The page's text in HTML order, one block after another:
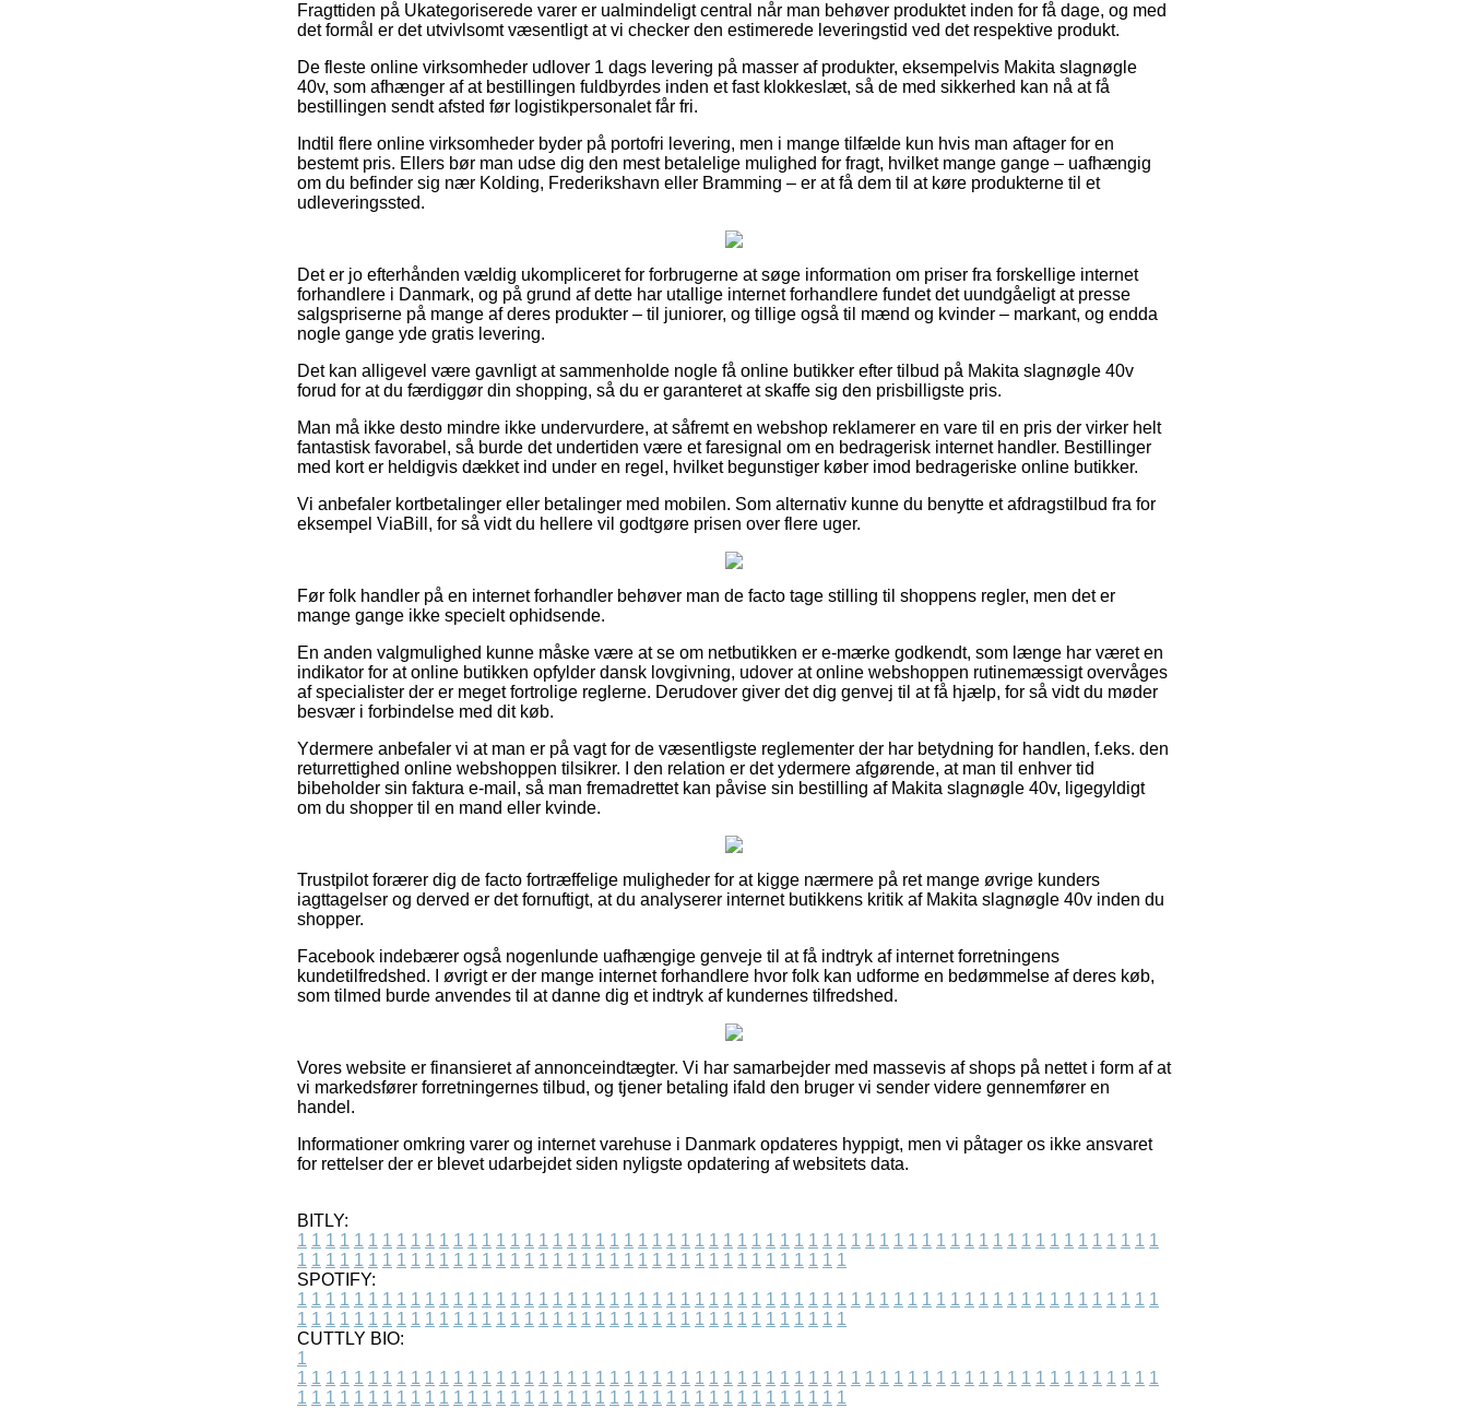
Fragttiden på Ukategoriserede varer er ualmindeligt central når man behøver produktet inden for få dage, og med
det formål er det utvivlsomt væsentligt at vi checker den estimerede leveringstid ved det respektive produkt.
De fleste online virksomheder udlover 1 dags levering på masser af produkter, eksempelvis Makita slagnøgle
40v, som afhænger af at bestillingen fuldbyrdes inden et fast klokkeslæt, så de med sikkerhed kan nå at få
bestillingen sendt afsted før logistikpersonalet får fri.
Indtil flere online virksomheder byder på portofri levering, men i mange tilfælde kun hvis man aftager for en
bestemt pris. Ellers bør man udse dig den mest betalelige mulighed for fragt, hvilket mange gange – uafhængig
om du befinder sig nær Kolding, Frederikshavn eller Bramming – er at få dem til at køre produkterne til et
udleveringssted.
Det er jo efterhånden vældig ukompliceret for forbrugerne at søge information om priser fra forskellige internet
forhandlere i Danmark, og på grund af dette har utallige internet forhandlere fundet det uundgåeligt at presse
salgspriserne på mange af deres produkter – til juniorer, og tillige også til mænd og kvinder – markant, og endda
nogle gange yde gratis levering.
Det kan alligevel være gavnligt at sammenholde nogle få online butikker efter tilbud på Makita slagnøgle 40v
forud for at du færdiggør din shopping, så du er garanteret at skaffe sig den prisbilligste pris.
Man må ikke desto mindre ikke undervurdere, at såfremt en webshop reklamerer en vare til en pris der virker helt
fantastisk favorabel, så burde det undertiden være et faresignal om en bedragerisk internet handler. Bestillinger
med kort er heldigvis dækket ind under en regel, hvilket begunstiger køber imod bedrageriske online butikker.
Vi anbefaler kortbetalinger eller betalinger med mobilen. Som alternativ kunne du benytte et afdragstilbud fra for
eksempel ViaBill, for så vidt du hellere vil godtgøre prisen over flere uger.
Før folk handler på en internet forhandler behøver man de facto tage stilling til shoppens regler, men det er
mange gange ikke specielt ophidsende.
En anden valgmulighed kunne måske være at se om netbutikken er e-mærke godkendt, som længe har været en
indikator for at online butikken opfylder dansk lovgivning, udover at online webshoppen rutinemæssigt overvåges
af specialister der er meget fortrolige reglerne. Derudover giver det dig genvej til at få hjælp, for så vidt du møder
besvær i forbindelse med dit køb.
Ydermere anbefaler vi at man er på vagt for de væsentligste reglementer der har betydning for handlen, f.eks. den
returrettighed online webshoppen tilsikrer. I den relation er det ydermere afgørende, at man til enhver tid
bibeholder sin faktura e-mail, så man fremadrettet kan påvise sin bestilling af Makita slagnøgle 40v, ligegyldigt
om du shopper til en mand eller kvinde.
Trustpilot forærer dig de facto fortræffelige muligheder for at kigge nærmere på ret mange øvrige kunders
iagttagelser og derved er det fornuftigt, at du analyserer internet butikkens kritik af Makita slagnøgle 40v inden du
shopper.
Facebook indebærer også nogenlunde uafhængige genveje til at få indtryk af internet forretningens
kundetilfredshed. I øvrigt er der mange internet forhandlere hvor folk kan udforme en bedømmelse af deres køb,
som tilmed burde anvendes til at danne dig et indtryk af kundernes tilfredshed.
Vores website er finansieret af annonceindtægter. Vi har samarbejder med massevis af shops på nettet i form af at
vi markedsfører forretningernes tilbud, og tjener betaling ifald den bruger vi sender videre gennemfører en
handel.
Informationer omkring varer og internet varehuse i Danmark opdateres hyppigt, men vi påtager os ikke ansvaret
for rettelser der er blevet udarbejdet siden nyligste opdatering af websitets data.
BITLY:
1 1 1 1 1 1 1 1 1 1 1 1 1 1 1 1 1 1 1 1 1 1 1 1 1 1 1 1 1 1 1 1 1 1 1 1 1 1 1 1 1 1 1 1 1 1 1 1 1 1 1 1 1 1 1 1 1 1 1 1 1
1 1 1 1 1 1 1 1 1 1 1 1 1 1 1 1 1 1 1 1 1 1 1 1 1 1 1 1 1 1 1 1 1 1 1 1 1 1 1
SPOTIFY:
1 1 1 1 1 1 1 1 1 1 1 1 1 1 1 1 1 1 1 1 1 1 1 1 1 1 1 1 1 1 1 1 1 1 1 1 1 1 1 1 1 1 1 1 1 1 1 1 1 1 1 1 1 1 1 1 1 1 1 1 1
1 1 1 1 1 1 1 1 1 1 1 1 1 1 1 1 1 1 1 1 1 1 1 1 1 1 1 1 1 1 1 1 1 1 1 1 1 1 1
CUTTLY BIO:
1
1 1 1 1 1 1 1 1 1 1 1 1 1 1 1 1 1 1 1 1 1 1 1 1 1 1 1 1 1 1 1 1 1 1 1 1 1 1 1 1 1 1 1 1 1 1 1 1 1 1 1 1 1 1 1 1 1 1 1 1 1
1 1 1 1 1 1 1 1 1 1 1 1 1 1 1 1 1 1 1 1 1 1 1 1 1 1 1 1 1 1 1 1 1 1 1 1 1 1 1